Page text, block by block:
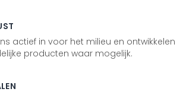
actief in voor het milieu en ontwikkelen
producten waar mogelijk.